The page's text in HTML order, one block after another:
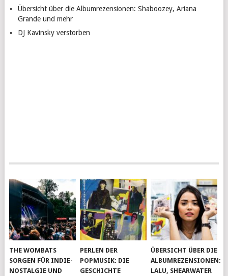
Übersicht über die Albumrezensionen: Shaboozey, Ariana
Grande und mehr
DJ Kavinsky verstorben
THE WOMBATS
SORGEN FÜR INDIE-
NOSTALGIE UND
PERLEN DER
POPMUSIK: DIE
GESCHICHTE
ÜBERSICHT ÜBER DIE
ALBUMREZENSIONEN:
LALU, SHEARWATER